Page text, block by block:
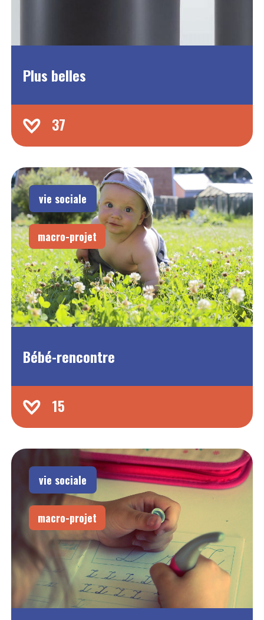
Plus belles
37
vie sociale
macro-projet
Bébé-rencontre
15
vie sociale
macro-projet